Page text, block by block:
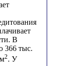
В
366 тыс.
2. У